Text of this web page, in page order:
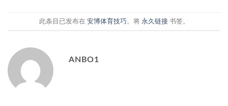
此条目已发布在 安博体育技巧 。将 永久链接书签。
ANBO1